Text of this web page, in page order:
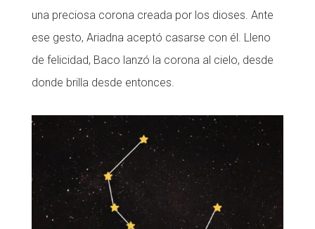
una preciosa corona creada por los dioses. Ante
ese gesto, Ariadna aceptó casarse con él. Lleno
de felicidad, Baco lanzó la corona al cielo, desde
donde brilla desde entonces.